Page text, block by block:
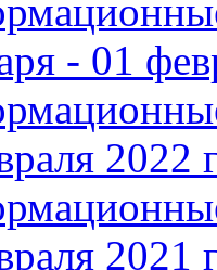
- 01
2022
2021